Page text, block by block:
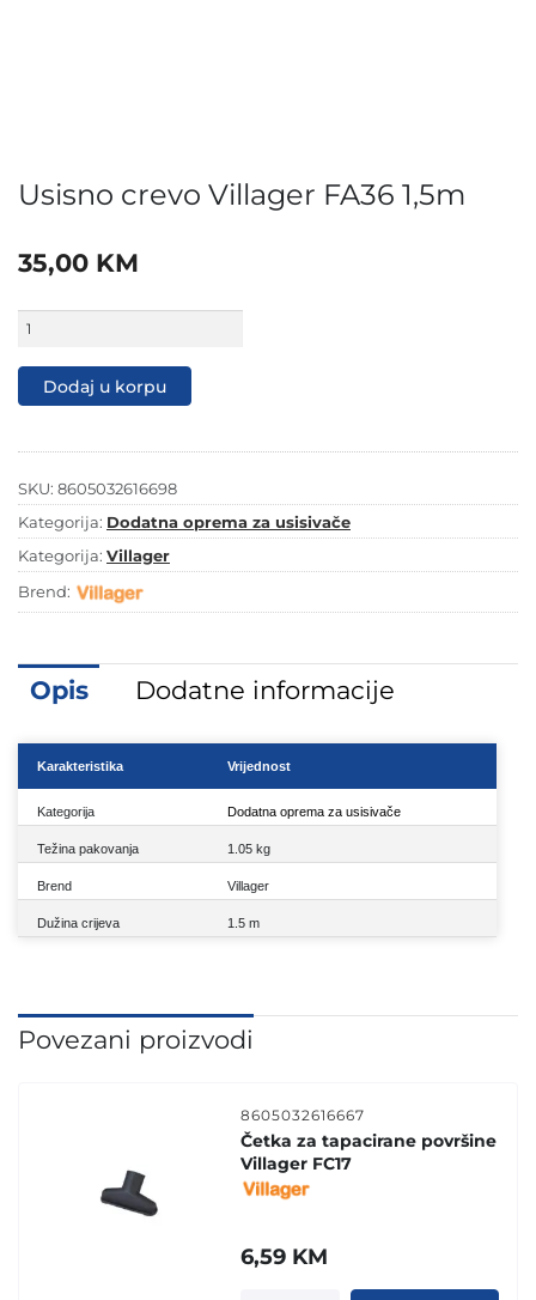
Usisno crevo Villager FA36 1,5m
35,00 KM
crevo
FA36
1,5mDodaj u korpu
SKU: 8605032616698
Kategorija: Dodatna oprema za usisivače
Kategorija: Villager
Brend:
Opis Dodatne informacije
Karakteristika Vrijednost
Kategorija Dodatna oprema za usisivače
Težina pakovanja 1.05 kg
Brend Villager
Dužina crijeva 1.5 m
Povezani proizvodi
8605032616667
Četka za tapacirane površine
Villager FC17
6,59 KM